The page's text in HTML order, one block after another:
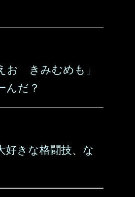
お きみむめも」
んだ？
好きな格闘技、な